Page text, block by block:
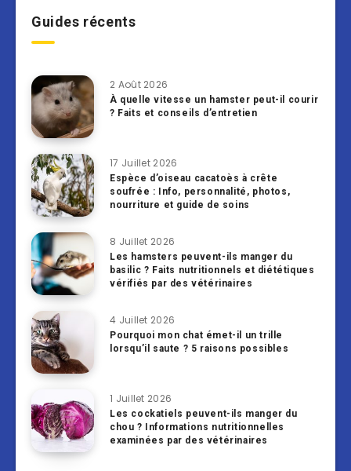
Guides récents
2 Août 2026
À quelle vitesse un hamster peut-il courir
? Faits et conseils d’entretien
17 Juillet 2026
Espèce d’oiseau cacatoès à crête
soufrée : Info, personnalité, photos,
nourriture et guide de soins
8 Juillet 2026
Les hamsters peuvent-ils manger du
basilic ? Faits nutritionnels et diététiques
vérifiés par des vétérinaires
4 Juillet 2026
Pourquoi mon chat émet-il un trille
lorsqu’il saute ? 5 raisons possibles
1 Juillet 2026
Les cockatiels peuvent-ils manger du
chou ? Informations nutritionnelles
examinées par des vétérinaires